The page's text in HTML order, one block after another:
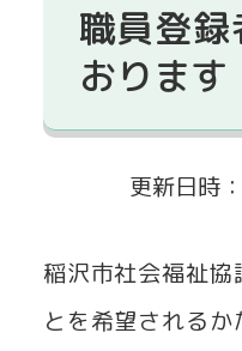
職員登
おります
更新日時
稲沢市社会福祉協
とを希望される